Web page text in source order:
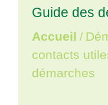
Guide des
Accueil /
contacts
démarches